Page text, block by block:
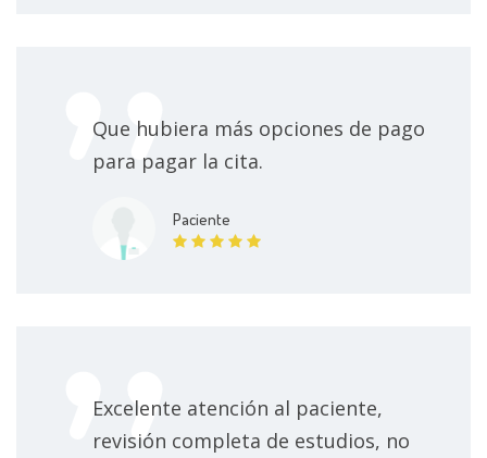
Que hubiera más opciones de pago
para pagar la cita.
Paciente
Excelente atención al paciente,
revisión completa de estudios, no